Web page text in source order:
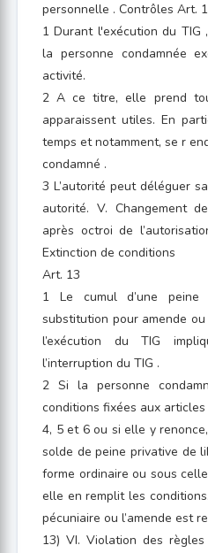
personnelle . Contrôles Art.
1 Durant l'exécution du
la personne condamnée
activité.
2 A ce titre, elle prend
apparaissent utiles. En
temps et notamment, se r
condamné .
3 L’autorité peut déléguer
autorité. V. Changement
après octroi de
Extinction de conditions
Art. 13
1 Le cumul d’une
substitution pour amende
l’exécution du TIG
l’interruption du TIG .
2 Si la personne
conditions fixées aux articles
4, 5 et 6 ou si elle y
solde de peine privative de
forme ordinaire ou sous
elle en remplit les
pécuniaire ou l’amende est
13) VI. Violation des